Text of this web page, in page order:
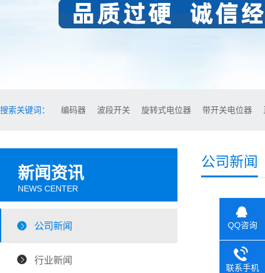
搜索关键词： 编码器 波段开关 旋转式电位器 带开关电位器
新闻资讯
NEWS CENTER
公司新闻
行业新闻
公司新闻
QQ咨询
联系手机